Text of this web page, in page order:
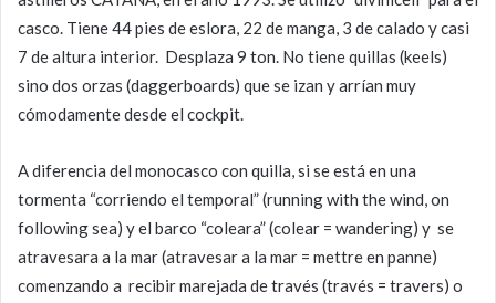
casco. Tiene 44 pies de eslora, 22 de manga, 3 de calado y casi
7 de altura interior. Desplaza 9 ton. No tiene quillas (keels)
sino dos orzas (daggerboards) que se izan y arrían muy
cómodamente desde el cockpit.
A diferencia del monocasco con quilla, si se está en una
tormenta “corriendo el temporal” (running with the wind, on
following sea) y el barco “coleara” (colear = wandering) y se
atravesara a la mar (atravesar a la mar = mettre en panne)
comenzando a recibir marejada de través (través = travers) o